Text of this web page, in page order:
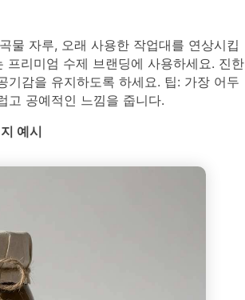
물 자루, 오래 사용한 작업대를 연상시킵
리미엄 수제 브랜딩에 사용하세요. 진한
감을 유지하도록 하세요. 팁: 가장 어두
고 공예적인 느낌을 줍니다.
예시